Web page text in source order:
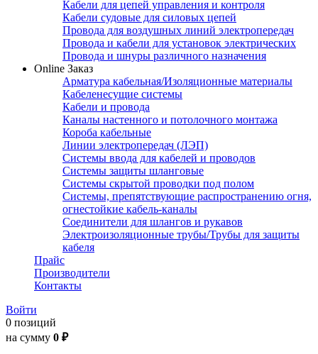
Кабели для цепей управления и контроля
Кабели судовые для силовых цепей
Провода для воздушных линий электропередач
Провода и кабели для установок электрических
Провода и шнуры различного назначения
Online Заказ
Арматура кабельная/Изоляционные материалы
Кабеленесущие системы
Кабели и провода
Каналы настенного и потолочного монтажа
Короба кабельные
Линии электропередач (ЛЭП)
Системы ввода для кабелей и проводов
Системы защиты шланговые
Системы скрытой проводки под полом
Системы, препятствующие распространению огня,
огнестойкие кабель-каналы
Соединители для шлангов и рукавов
Электроизоляционные трубы/Трубы для защиты
кабеля
Прайс
Производители
Контакты
Войти
0 позиций
на сумму 0 ₽